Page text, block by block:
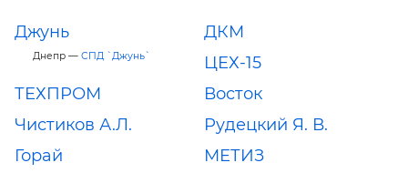
Джунь
Днепр — СПД `Джунь`
ДКМ
ЦЕХ-15
ТЕХПРОМ
Восток
Чистиков А.Л.
Рудецкий Я. В.
Горай
МЕТИЗ